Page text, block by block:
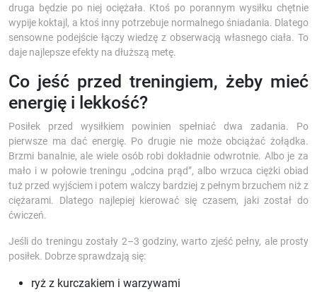
druga będzie po niej ociężała. Ktoś po porannym wysiłku chętnie
wypije koktajl, a ktoś inny potrzebuje normalnego śniadania. Dlatego
sensowne podejście łączy wiedzę z obserwacją własnego ciała. To
daje najlepsze efekty na dłuższą metę.
Co jeść przed treningiem, żeby mieć
energię i lekkość?
Posiłek przed wysiłkiem powinien spełniać dwa zadania. Po
pierwsze ma dać energię. Po drugie nie może obciążać żołądka.
Brzmi banalnie, ale wiele osób robi dokładnie odwrotnie. Albo je za
mało i w połowie treningu „odcina prąd”, albo wrzuca ciężki obiad
tuż przed wyjściem i potem walczy bardziej z pełnym brzuchem niż z
ciężarami. Dlatego najlepiej kierować się czasem, jaki został do
ćwiczeń.
Jeśli do treningu zostały 2–3 godziny, warto zjeść pełny, ale prosty
posiłek. Dobrze sprawdzają się:
ryż z kurczakiem i warzywami